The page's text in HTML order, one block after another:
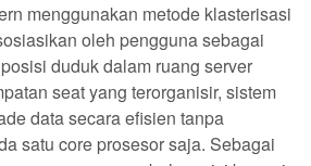
menggunakan metode klasterisasi
oleh pengguna sebagai
duduk dalam ruang server
seat yang terorganisir, sistem
data secara efisien tanpa
satu core prosesor saja. Sebagai